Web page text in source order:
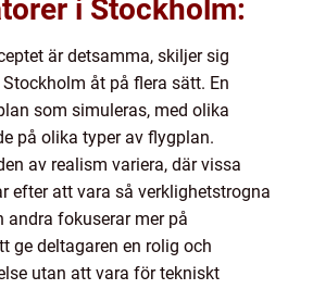
i Stockholm:
är detsamma, skiljer sig
åt på flera sätt. En
som simuleras, med olika
på olika typer av flygplan.
av realism variera, där vissa
efter att vara så verklighetstrogna
fokuserar mer på
ge deltagaren en rolig och
utan att vara för tekniskt